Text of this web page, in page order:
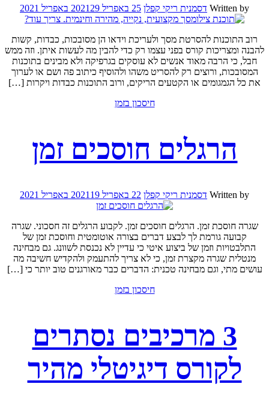
Written by דסמנית ריקי קפלן 25 באפריל 2021 29 באפריל 2021
רוב התוכנות להסרטת מסך ולעריכת וידאו הן מסובכות, כבדות, קשות
להבנה ומצריכות קורס בפני עצמו רק כדי להבין מה לעשות איתן. וזה ממש
חבל, כי הרבה מאוד אנשים לא עוסקים בגרפיקה ולא מבינים בתוכנות
המסובכות, ורוצים רק להסריט משהו ולהוסיף כיתוב פה ושם או לערוך
את כל הגמגומים או הקטעים הריקים, ורוב התוכנות כבדות ויקרות […]
חיסכון בזמן
הרגלים חוסכים זמן
Written by דסמנית ריקי קפלן 22 באפריל 2021 19 באפריל 2021
שגרה חוסכת זמן. הרגלים חוסכים זמן. לקבוע הרגלים זה חסכוני. שגרה
קבועה גורמת לך לבצע דברים בצורה אוטומטית וחוסכת זמן של
התלבטויות וזמן של ביצוע איטי כי עדיין לא נכנסת לשוונג. גם מבחינה
מנטלית שגרה מקצרת זמן, כי לא צריך להתעמק ולהקדיש חשיבה מה
עושים מתי, וגם מבחינה טכנית: הדברים כבר מאורגנים טוב יותר כי […]
חיסכון בזמן
3 מרכיבים נסתרים
לקורס דיגיטלי מהיר